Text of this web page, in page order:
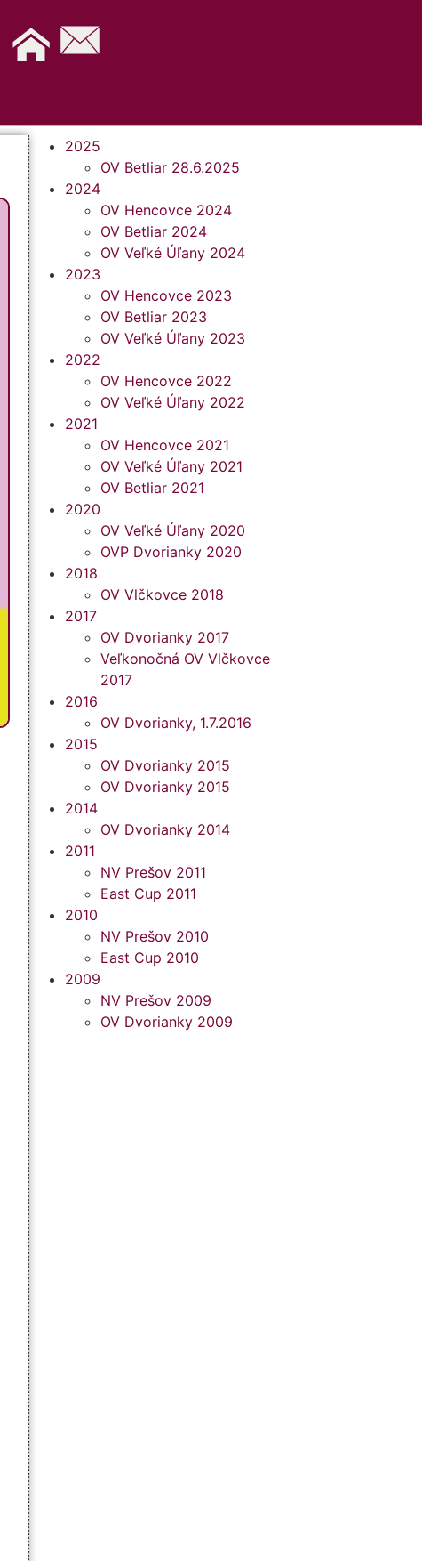
2025
OV Betliar 28.6.2025
2024
OV Hencovce 2024
OV Betliar 2024
OV Veľké Úľany 2024
2023
OV Hencovce 2023
OV Betliar 2023
OV Veľké Úľany 2023
2022
OV Hencovce 2022
OV Veľké Úľany 2022
2021
OV Hencovce 2021
OV Veľké Úľany 2021
OV Betliar 2021
2020
OV Veľké Úľany 2020
OVP Dvorianky 2020
2018
OV Vlčkovce 2018
2017
OV Dvorianky 2017
Veľkonočná OV Vlčkovce
2017
2016
OV Dvorianky, 1.7.2016
2015
OV Dvorianky 2015
OV Dvorianky 2015
2014
OV Dvorianky 2014
2011
NV Prešov 2011
East Cup 2011
2010
NV Prešov 2010
East Cup 2010
2009
NV Prešov 2009
OV Dvorianky 2009